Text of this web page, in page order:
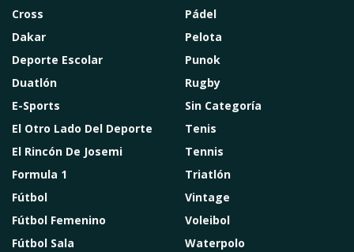
Cross
Dakar
Deporte Escolar
Duatlón
E-Sports
El Otro Lado Del Deporte
El Rincón De Josemi
Formula 1
Fútbol
Fútbol Femenino
Fútbol Sala
Pádel
Pelota
Punok
Rugby
Sin Categoría
Tenis
Tennis
Triatlón
Vintage
Voleibol
Waterpolo